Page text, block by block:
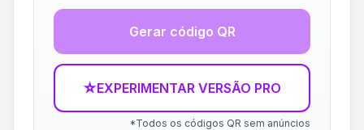
Gerar código QR
☆EXPERIMENTAR VERSÃO PRO
*Todos os códigos QR sem anúncios